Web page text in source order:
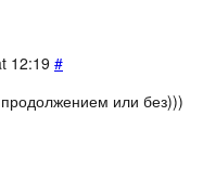
12:19 #
или без)))